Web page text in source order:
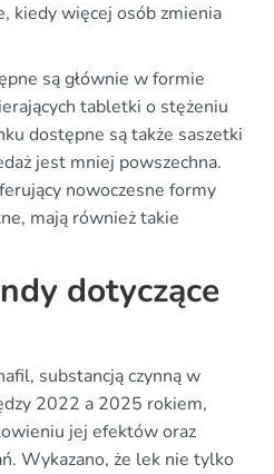
kiedy więcej osób zmienia
są głównie w formie
tabletki o stężeniu
dostępne są także saszetki
jest mniej powszechna.
nowoczesne formy
mają również takie
dotyczące
substancją czynną w
2022 a 2025 rokiem,
jej efektów oraz
Wykazano, że lek nie tylko